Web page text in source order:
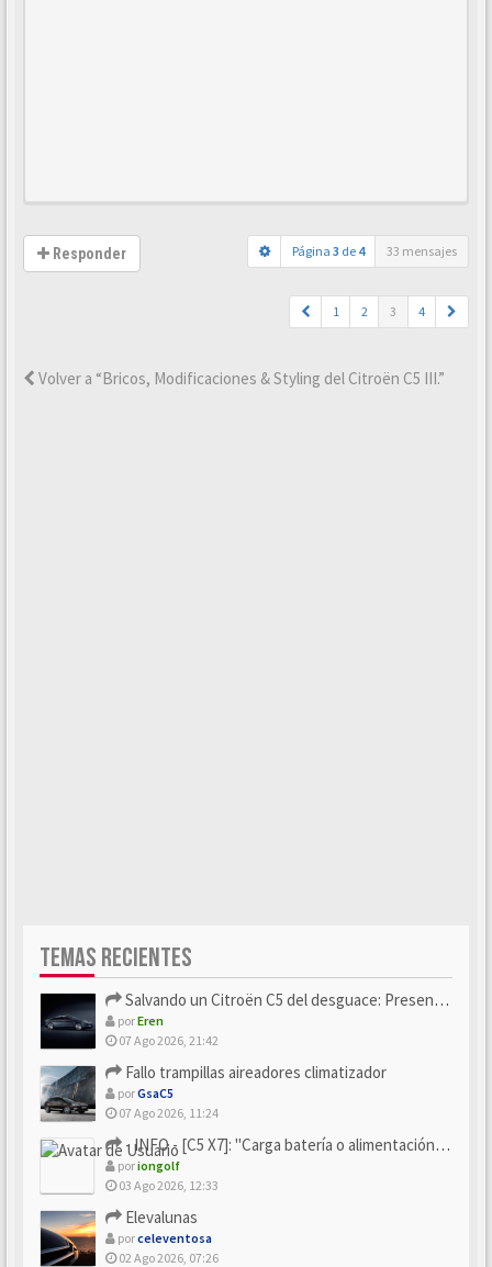
Responder Página 3 de 4 33 mensajes
1 2 3 4
Volver a “Bricos, Modificaciones & Styling del Citroën C5 III.”
TEMAS RECIENTES
Salvando un Citroën C5 del desguace: Presentación y seguimiento
porEren
07 Ago 2026, 21:42
Fallo trampillas aireadores climatizador
porGsaC5
07 Ago 2026, 11:24
- INFO - [C5 X7]: "Carga batería o alimentación eléctri...
poriongolf
03 Ago 2026, 12:33
Elevalunas
porceleventosa
02 Ago 2026, 07:26